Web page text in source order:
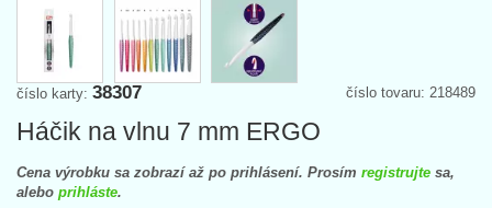
číslo tovaru: 218489
číslo karty: 38307
Háčik na vlnu 7 mm ERGO
Cena výrobku sa zobrazí až po prihlásení. Prosím registrujte sa,
alebo prihláste.